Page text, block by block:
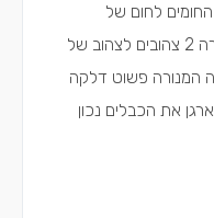
ניסיתי לחבר למנורה חדשה את 2 החומים לחום של
המנורה 2 כחולים לכחול של המנורה 2 צהובים לצהוב של
המנורה פשוט דלקה
את הכבלים נכון